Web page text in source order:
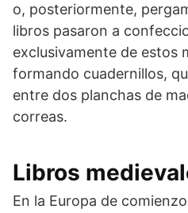
o, posteriormente,
libros pasaron a
exclusivamente de estos
formando cuadernillos,
entre dos planchas de
correas.
Libros
En la Europa de